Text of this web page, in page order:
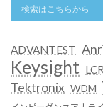
ADVANTEST
Keysight
Tektronix WDM